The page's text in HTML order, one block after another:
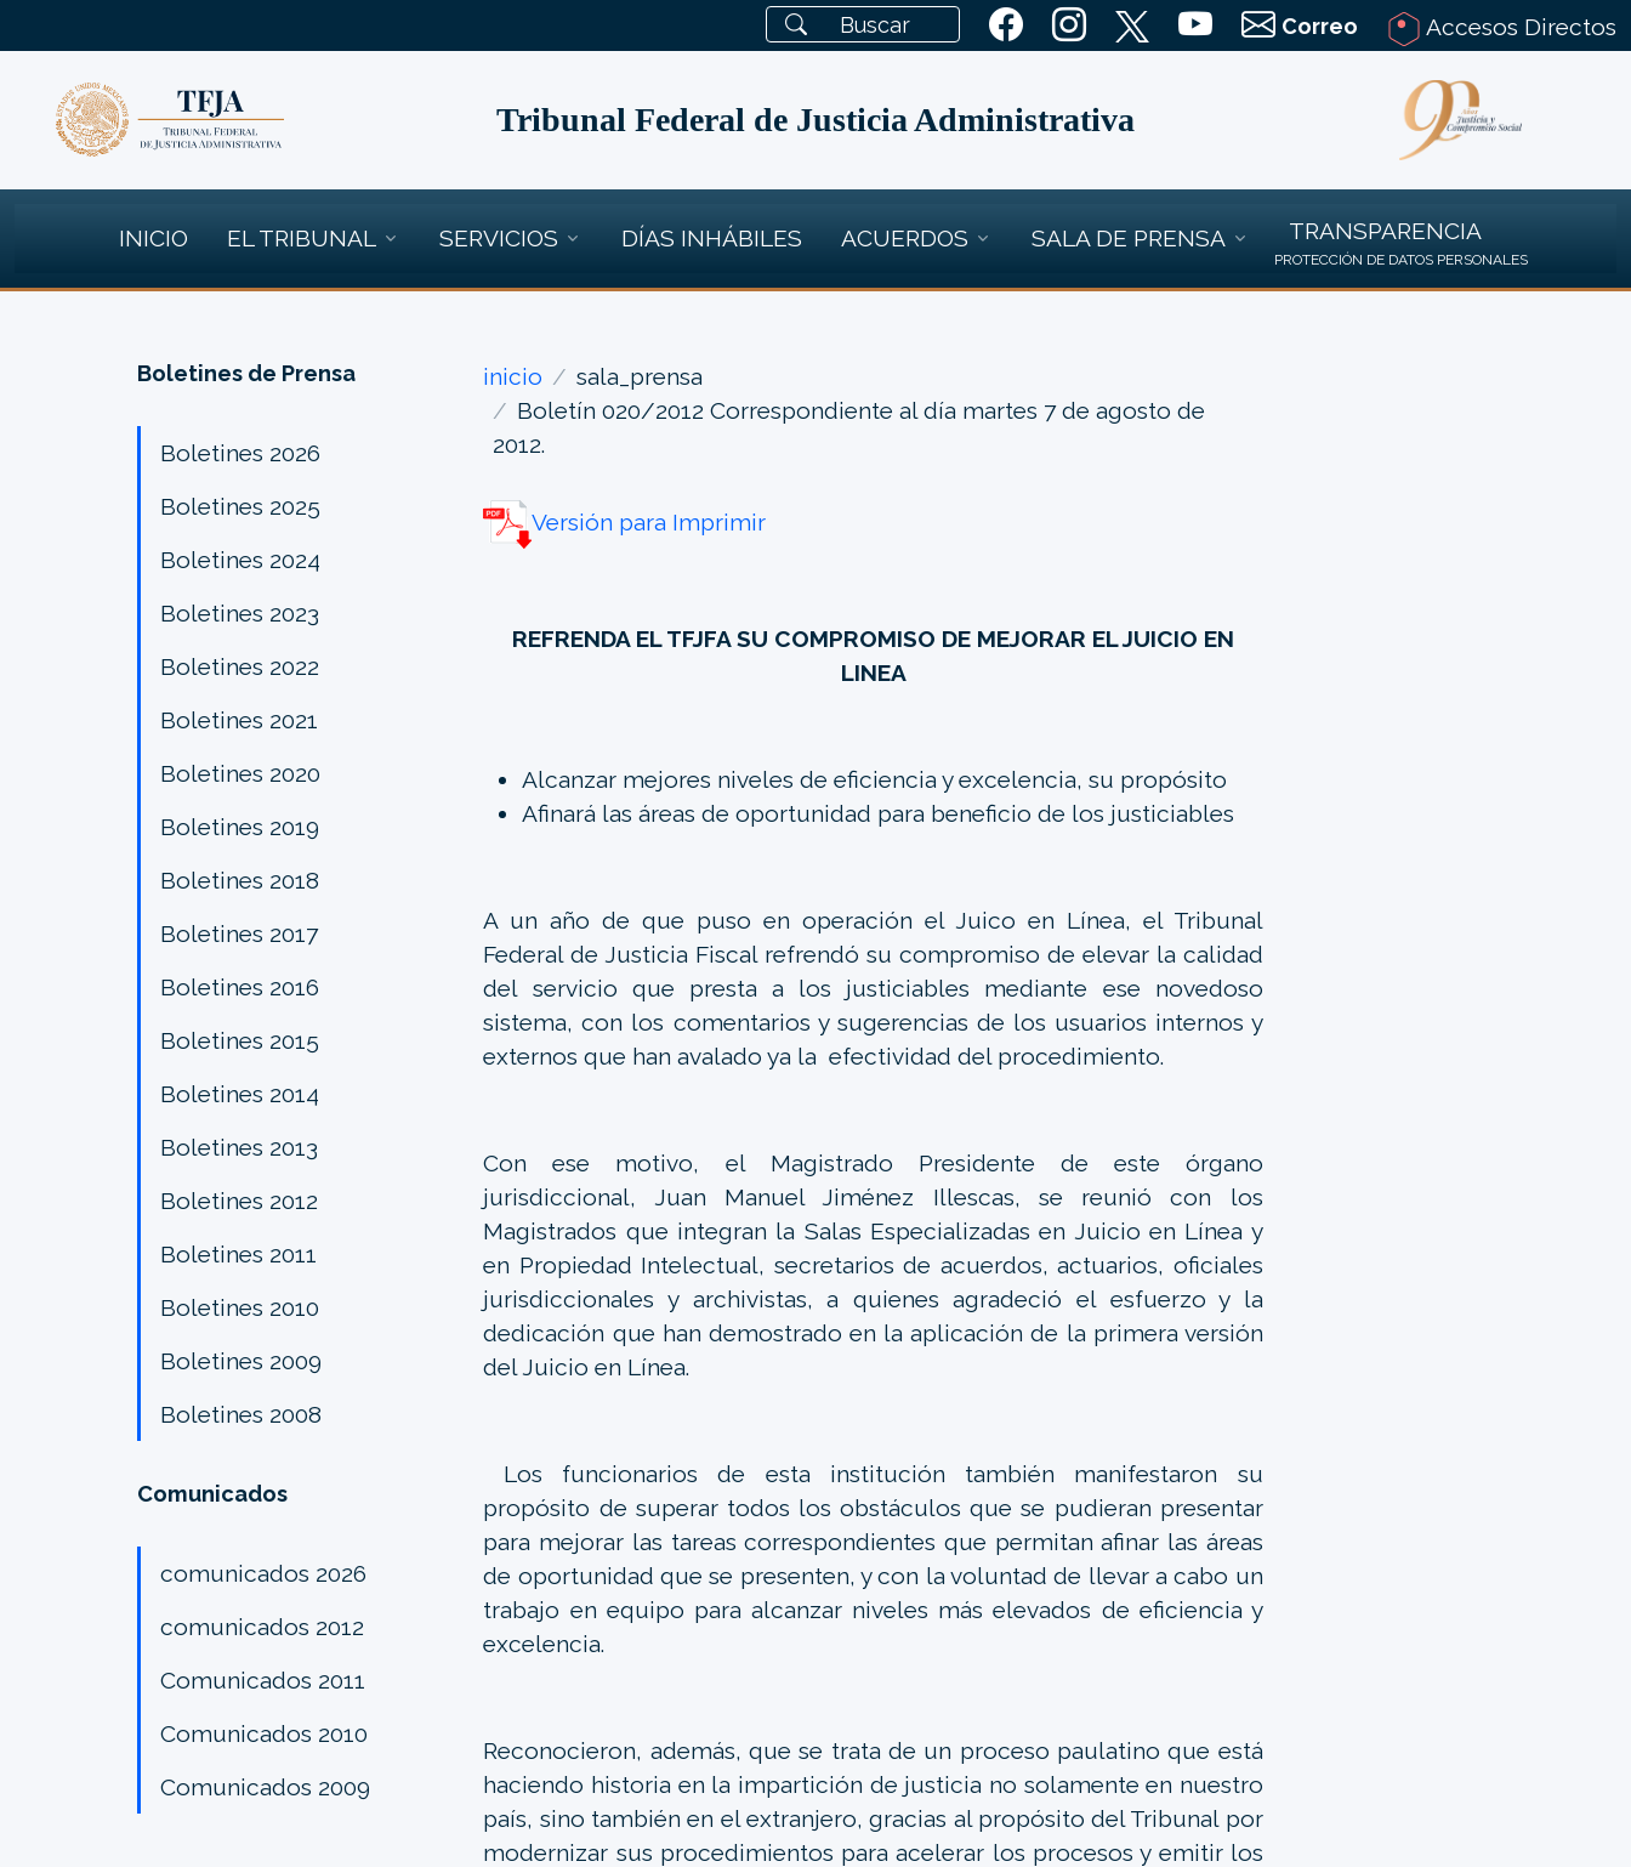
Correo Accesos Directos
Tribunal Federal de Justicia Administrativa
INICIO EL TRIBUNAL SERVICIOS DÍAS INHÁBILES ACUERDOS SALA DE PRENSA TRANSPARENCIA
PROTECCIÓN DE DATOS PERSONALES
Boletines de Prensa
Boletines 2026
Boletines 2025
Boletines 2024
Boletines 2023
Boletines 2022
Boletines 2021
Boletines 2020
Boletines 2019
Boletines 2018
Boletines 2017
Boletines 2016
Boletines 2015
Boletines 2014
Boletines 2013
Boletines 2012
Boletines 2011
Boletines 2010
Boletines 2009
Boletines 2008
Comunicados
comunicados 2026
comunicados 2012
Comunicados 2011
Comunicados 2010
Comunicados 2009
inicio
sala_prensa
Boletín 020/2012 Correspondiente al día martes 7 de agosto de
2012.
Versión para Imprimir
REFRENDA EL TFJFA SU COMPROMISO DE MEJORAR EL JUICIO EN
LINEA
Alcanzar mejores niveles de eficiencia y excelencia, su propósito
Afinará las áreas de oportunidad para beneficio de los justiciables
A un año de que puso en operación el Juico en Línea, el Tribunal
Federal de Justicia Fiscal refrendó su compromiso de elevar la calidad
del servicio que presta a los justiciables mediante ese novedoso
sistema, con los comentarios y sugerencias de los usuarios internos y
externos que han avalado ya la efectividad del procedimiento.
Con ese motivo, el Magistrado Presidente de este órgano
jurisdiccional, Juan Manuel Jiménez Illescas, se reunió con los
Magistrados que integran la Salas Especializadas en Juicio en Línea y
en Propiedad Intelectual, secretarios de acuerdos, actuarios, oficiales
jurisdiccionales y archivistas, a quienes agradeció el esfuerzo y la
dedicación que han demostrado en la aplicación de la primera versión
del Juicio en Línea.
Los funcionarios de esta institución también manifestaron su
propósito de superar todos los obstáculos que se pudieran presentar
para mejorar las tareas correspondientes que permitan afinar las áreas
de oportunidad que se presenten, y con la voluntad de llevar a cabo un
trabajo en equipo para alcanzar niveles más elevados de eficiencia y
excelencia.
Reconocieron, además, que se trata de un proceso paulatino que está
haciendo historia en la impartición de justicia no solamente en nuestro
país, sino también en el extranjero, gracias al propósito del Tribunal por
modernizar sus procedimientos para acelerar los procesos y emitir los